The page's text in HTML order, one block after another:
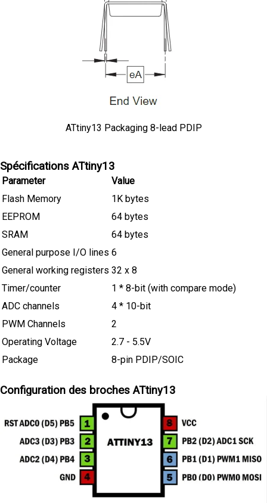
ATtiny13 Packaging 8-lead PDIP
Spécifications ATtiny13
Parameter
Value
Flash Memory
1K bytes
EEPROM
64 bytes
SRAM
64 bytes
General purpose I/O lines 6
General working registers 32 x 8
Timer/counter
1 * 8-bit (with compare mode)
ADC channels
4 * 10-bit
PWM Channels
2
Operating Voltage
2.7 - 5.5V
Package
8-pin PDIP/SOIC
Configuration des broches ATtiny13